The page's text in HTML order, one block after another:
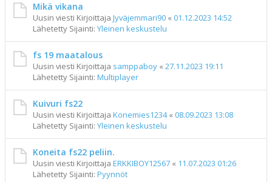
Mikä vikana
Uusin viesti Kirjoittaja Jyväjemmari90 « 01.12.2023 14:52
Lähetetty Sijainti: Yleinen keskustelu
fs 19 maatalous
Uusin viesti Kirjoittaja samppaboy « 27.11.2023 19:11
Lähetetty Sijainti: Multiplayer
Kuivuri fs22
Uusin viesti Kirjoittaja Konemies1234« 08.09.2023 13:08
Lähetetty Sijainti: Yleinen keskustelu
Koneita fs22 peliin.
Uusin viesti Kirjoittaja ERKKIBOY12567 « 11.07.2023 01:26
Lähetetty Sijainti: Pyynnöt